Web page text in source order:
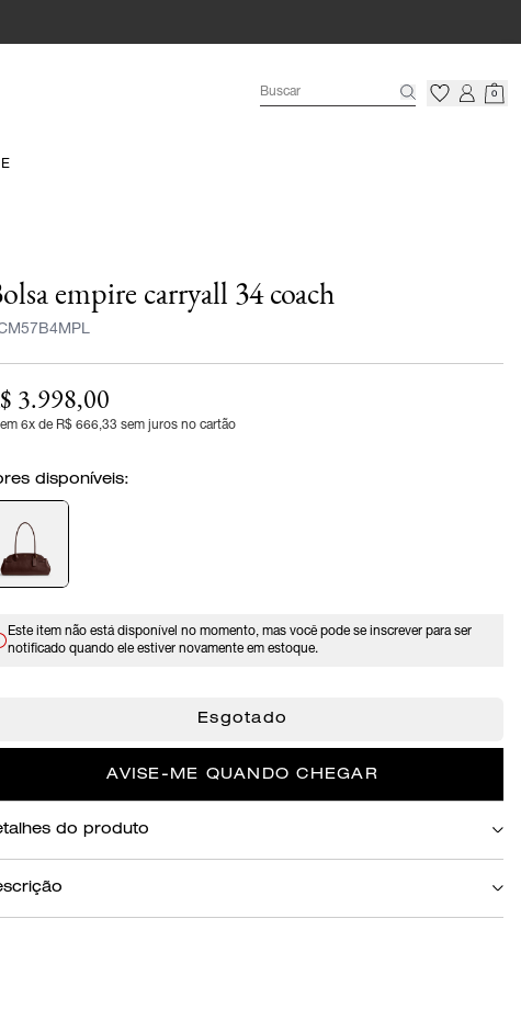
0
empire carryall 34 coach
3.998,00
6x de R$ 666,33 sem juros no cartão
disponíveis:
Este item não está disponível no momento, mas você pode se inscrever para ser
notificado quando ele estiver novamente em estoque.
Esgotado
AVISE-ME QUANDO CHEGAR
do produto